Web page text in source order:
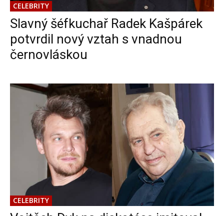
CELEBRITY
Slavný šéfkuchař Radek Kašpárek
potvrdil nový vztah s vnadnou
černovláskou
CELEBRITY